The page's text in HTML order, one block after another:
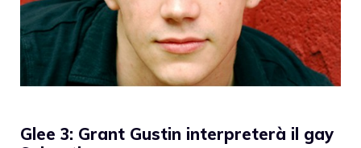
Glee 3: Grant Gustin interpreterà il gay